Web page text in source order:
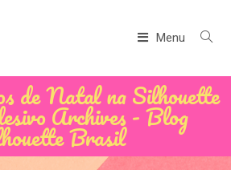
Menu
de Natal na Silhouette
Archives - Blog
Brasil